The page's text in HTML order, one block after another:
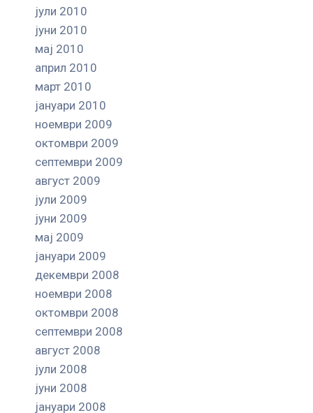
јули 2010
јуни 2010
мај 2010
април 2010
март 2010
јануари 2010
ноември 2009
октомври 2009
септември 2009
август 2009
јули 2009
јуни 2009
мај 2009
јануари 2009
декември 2008
ноември 2008
октомври 2008
септември 2008
август 2008
јули 2008
јуни 2008
јануари 2008